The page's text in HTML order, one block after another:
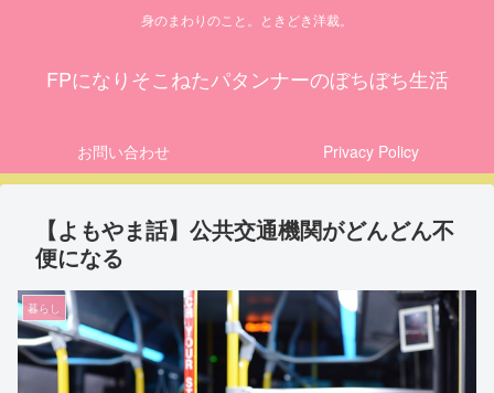
身のまわりのこと。ときどき洋裁。
FPになりそこねたパタンナーのぼちぼち生活
お問い合わせ Privacy Policy
【よもやま話】公共交通機関がどんどん不
便になる
暮らし